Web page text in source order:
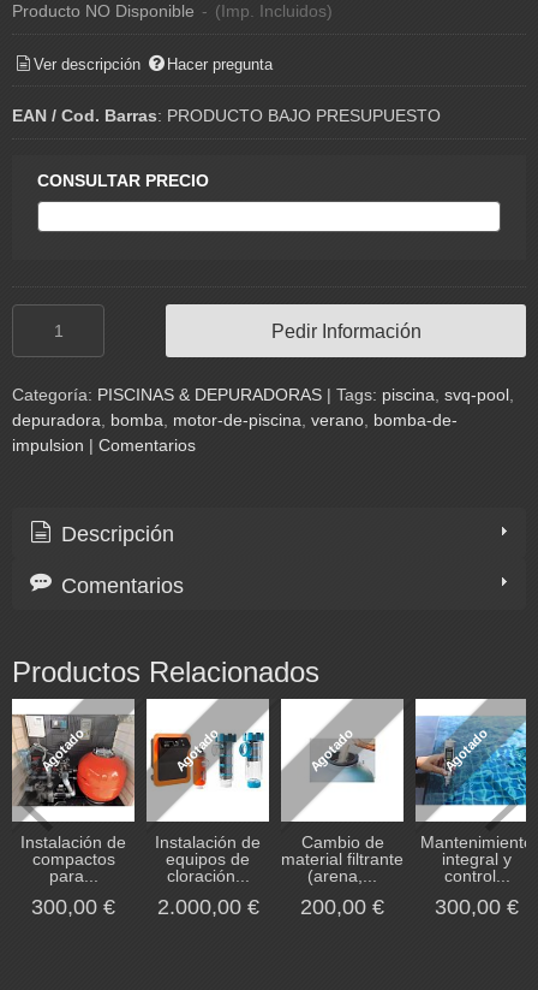
Producto NO Disponible - (Imp. Incluidos)
Ver descripción Hacer pregunta
EAN / Cod. Barras: PRODUCTO BAJO PRESUPUESTO
CONSULTAR PRECIO
Pedir Información
Categoría: PISCINAS & DEPURADORAS | Tags: piscina svq-pool
depuradora
bomba motor-de-piscina verano bomba-de-
impulsion | Comentarios
Descripción
Comentarios
Productos Relacionados
Agotado
Instalación de
compactos
para...
300,00 €
Agotado
Instalación de
equipos de
cloración...
2.000,00 €
Agotado
Cambio de
material filtrante
(arena,...
200,00 €
Agotado
Mantenimiento
integral y
control...
300,00 €